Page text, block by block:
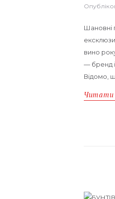
Шановні
вино
— бренд
Відомо,
Читати